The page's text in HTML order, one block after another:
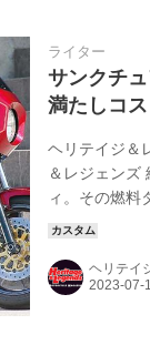
ライター
サンクチ
満たしコ
ヘリテイジ＆
＆レジェンズ
ィ。その燃料
&エンジンに
のポイントを
しい”と連絡
ヘリテイ